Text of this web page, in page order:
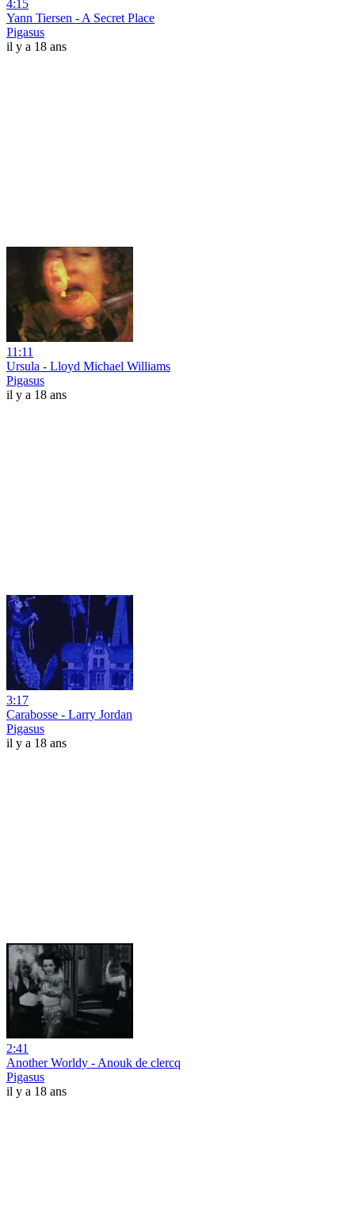
4:15
Yann Tiersen - A Secret Place
Pigasus
il y a 18 ans
11:11
Ursula - Lloyd Michael Williams
Pigasus
il y a 18 ans
3:17
Carabosse - Larry Jordan
Pigasus
il y a 18 ans
2:41
Another Worldy - Anouk de clercq
Pigasus
il y a 18 ans